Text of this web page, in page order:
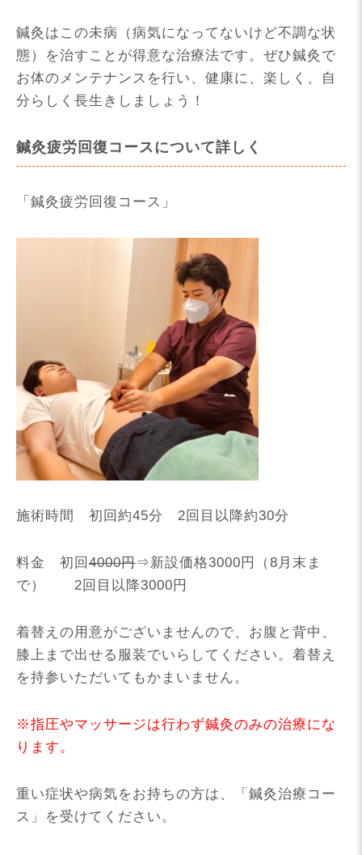
鍼灸はこの未病（病気になってないけど不調な状
態）を治すことが得意な治療法です。ぜひ鍼灸で
お体のメンテナンスを行い、健康に、楽しく、自
分らしく長生きしましょう！
鍼灸疲労回復コースについて詳しく
「鍼灸疲労回復コース」
施術時間 初回約45分 2回目以降約30分
料金 初回 4000円⇒新設価格3000円（8月末ま
で） 2回目以降3000円
着替えの用意がございませんので、お腹と背中、
膝上まで出せる服装でいらしてください。着替え
を持参いただいてもかまいません。
※指圧やマッサージは行わず鍼灸のみの治療にな
ります。
重い症状や病気をお持ちの方は、「鍼灸治療コー
ス」を受けてください。